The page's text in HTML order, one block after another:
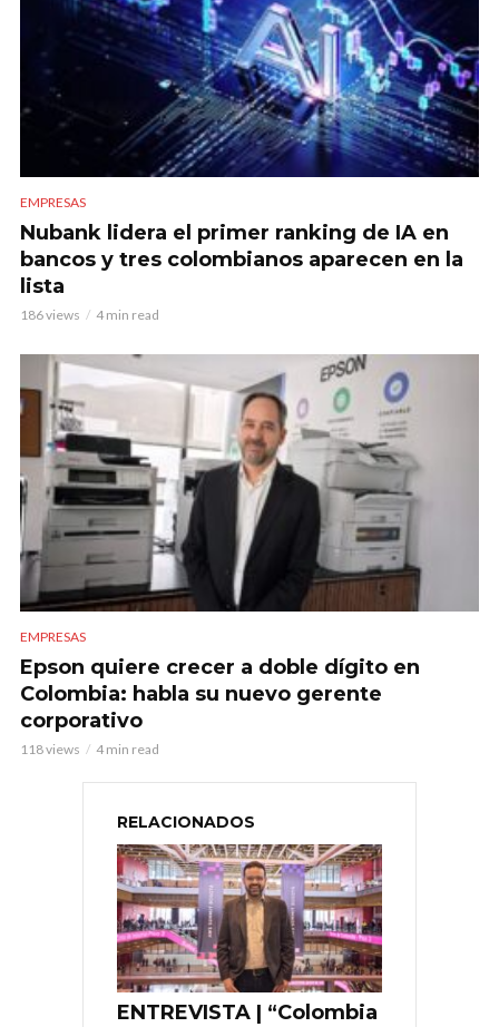
EMPRESAS
Nubank lidera el primer ranking de IA en
bancos y tres colombianos aparecen en la
lista
186 views 4 min read
EMPRESAS
Epson quiere crecer a doble dígito en
Colombia: habla su nuevo gerente
corporativo
118 views 4 min read
RELACIONADOS
ENTREVISTA | “Colombia